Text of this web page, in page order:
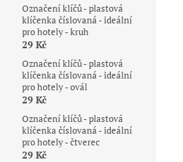
Označení klíčů - plastová
klíčenka číslovaná - ideální
pro hotely - kruh
29 Kč
Označení klíčů - plastová
klíčenka číslovaná - ideální
pro hotely - ovál
29 Kč
Označení klíčů - plastová
klíčenka číslovaná - ideální
pro hotely - čtverec
29 Kč